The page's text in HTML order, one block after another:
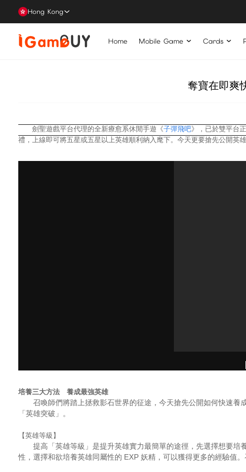
Hong Kong
Home Mobile Game Cards
奪寶在即爽
劍聖遊戲平台代理的全新療愈系休閒手遊《子彈飛吧》，已於雙平台
禮，上線即可將五星或五星以上英雄順利納入麾下。今天更要搶先公開英
培養三大方法 養成最強英雄
召喚師們將踏上拯救影石世界的征途，今天搶先公開如何快速養
「英雄突破」。
【英雄等級】
提高「英雄等級」是提升英雄實力最簡單的途徑，先選擇想要培
性，選擇和欲培養英雄同屬性的 EXP 妖精，可以獲得更多的經驗值